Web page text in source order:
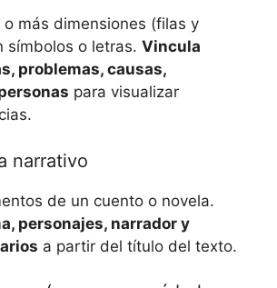
o más dimensiones (filas y
símbolos o letras. Vincula
problemas, causas,
para visualizar
narrativo
de un cuento o novela.
personajes, narrador y
a partir del título del texto.